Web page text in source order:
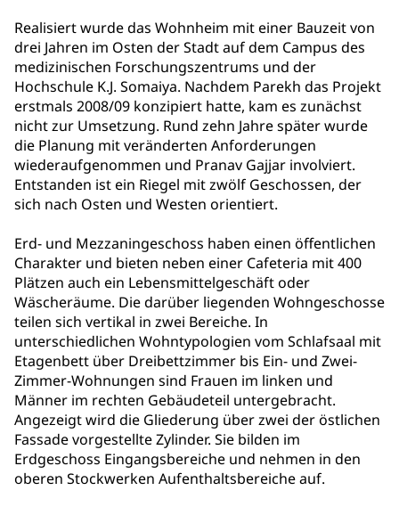
Realisiert wurde das Wohnheim mit einer Bauzeit von
drei Jahren im Osten der Stadt auf dem Campus des
medizinischen Forschungszentrums und der
Hochschule K.J. Somaiya. Nachdem Parekh das Projekt
erstmals 2008/09 konzipiert hatte, kam es zunächst
nicht zur Umsetzung. Rund zehn Jahre später wurde
die Planung mit veränderten Anforderungen
wiederaufgenommen und Pranav Gajjar involviert.
Entstanden ist ein Riegel mit zwölf Geschossen, der
sich nach Osten und Westen orientiert.
Erd- und Mezzaningeschoss haben einen öffentlichen
Charakter und bieten neben einer Cafeteria mit 400
Plätzen auch ein Lebensmittelgeschäft oder
Wäscheräume. Die darüber liegenden Wohngeschosse
teilen sich vertikal in zwei Bereiche. In
unterschiedlichen Wohntypologien vom Schlafsaal mit
Etagenbett über Dreibettzimmer bis Ein- und Zwei-
Zimmer-Wohnungen sind Frauen im linken und
Männer im rechten Gebäudeteil untergebracht.
Angezeigt wird die Gliederung über zwei der östlichen
Fassade vorgestellte Zylinder. Sie bilden im
Erdgeschoss Eingangsbereiche und nehmen in den
oberen Stockwerken Aufenthaltsbereiche auf.